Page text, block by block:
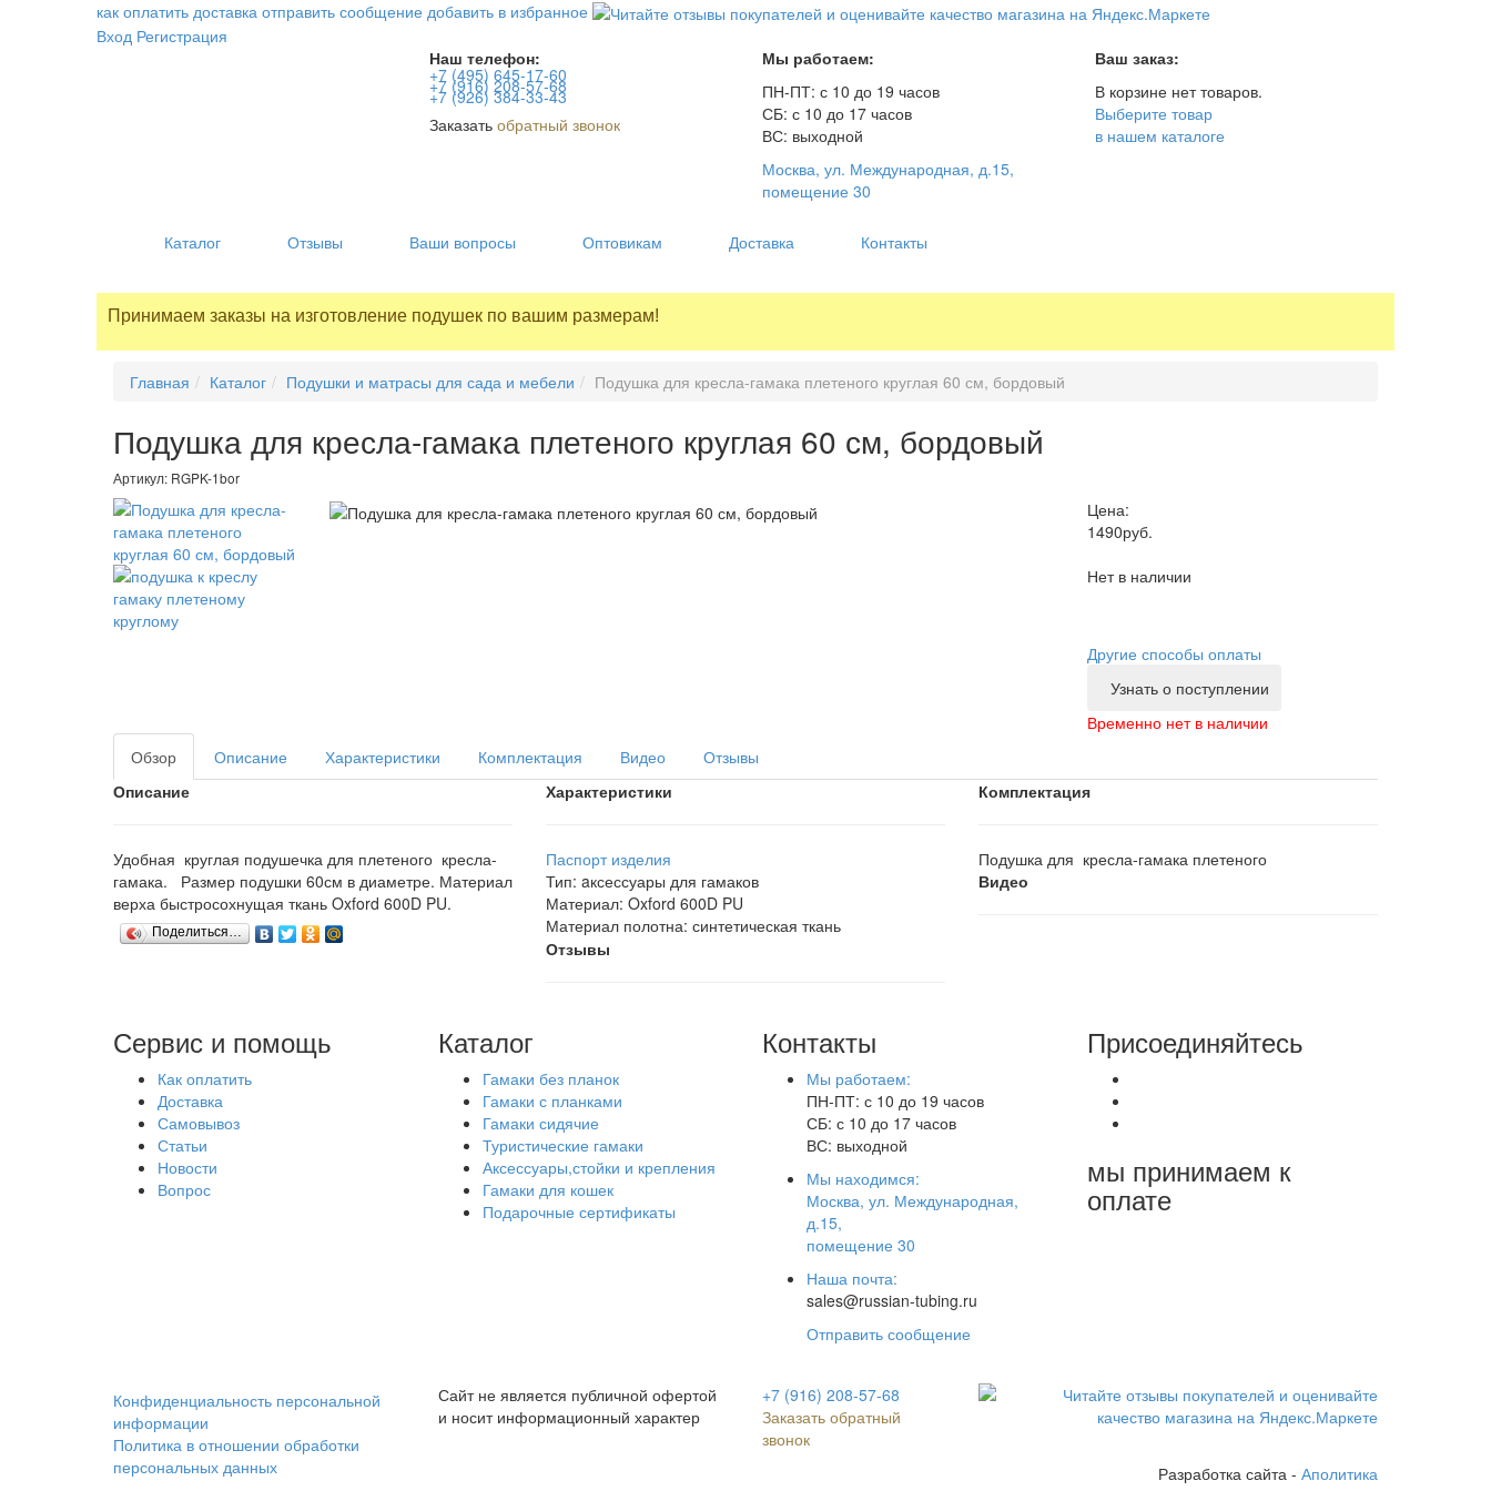
как оплатить доставка отправить сообщение добавить в избранное
Вход Регистрация
Наш телефон:
+7 (495) 645-17-60
+7 (916) 208-57-68
+7 (926) 384-33-43
Заказать обратный звонок
Мы работаем:
ПН-ПТ: с 10 до 19 часов
СБ: с 10 до 17 часов
ВС: выходной
Москва, ул. Международная, д.15,
помещение 30
Ваш заказ:
В корзине нет товаров.
Выберите товар
в нашем каталоге
Каталог Отзывы Ваши вопросы Оптовикам Доставка Контакты
Принимаем заказы на изготовление подушек по вашим размерам!
Главная Каталог Подушки и матрасы для сада и мебели Подушка для кресла-гамака плетеного круглая 60 см, бордовый
Подушка для кресла-гамака плетеного круглая 60 см, бордовый
Артикул: RGPK-1bor
Цена:
1490руб.
Нет в наличии
Другие способы оплаты
Узнать о поступлении
Временно нет в наличии
Обзор
Описание Характеристики Комплектация Видео
Отзывы
Описание
Удобная круглая подушечка для плетеного кресла-
гамака. Размер подушки 60см в диаметре. Материал
верха быстросохнущая ткань Oxford 600D PU.
Поделиться…
Характеристики
Паспорт изделия
Тип: aксессуары для гамаков
Материал: Oxford 600D PU
Материал полотна: синтетическая ткань
Комплектация
Подушка для кресла-гамака плетеного
Видео
Отзывы
Сервис и помощь
Как оплатить
Доставка
Самовывоз
Статьи
Новости
Вопрос
Каталог
Гамаки без планок
Гамаки с планками
Гамаки сидячие
Туристические гамаки
Аксессуары,стойки и крепления
Гамаки для кошек
Подарочные сертификаты
Контакты
Мы работаем:
ПН-ПТ: с 10 до 19 часов
СБ: с 10 до 17 часов
ВС: выходной
Мы находимся:
Москва, ул. Международная,
д.15,
помещение 30
Наша почта:
sales@russian-tubing.ru
Отправить сообщение
Присоединяйтесь
мы принимаем к
оплате
Конфиденциальность персональной
информации
Политика в отношении обработки
персональных данных
Сайт не является публичной офертой
и носит информационный характер
+7 (916) 208-57-68
Заказать обратный
звонок
Разработка сайта - Аполитика